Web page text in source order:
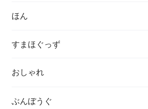
ほん
すまほぐっず
おしゃれ
ぶんぼうぐ